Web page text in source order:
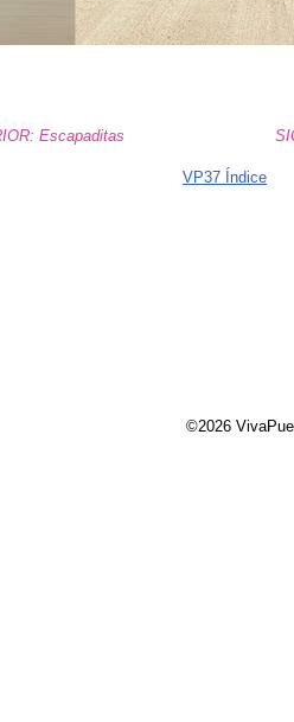
Escapaditas
VP37 Índice
©2026